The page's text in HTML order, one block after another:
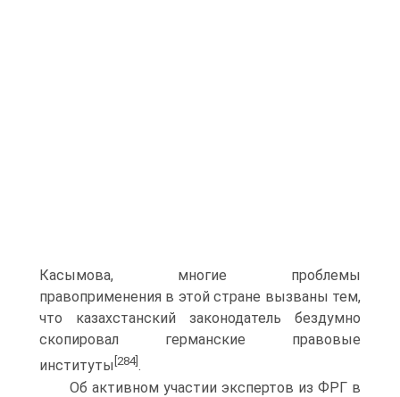
Касымова, многие проблемы
правоприменения в этой стране вызваны тем,
что казахстанский законодатель бездумно
скопировал германские правовые
институты [284].
Об активном участии экспертов из ФРГ в